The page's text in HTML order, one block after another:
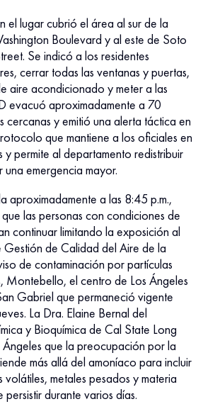
el lugar cubrió el área al sur de la
Boulevard y al este de Soto
Se indicó a los residentes
cerrar todas las ventanas y puertas,
aire acondicionado y meter a las
evacuó aproximadamente a 70
cercanas y emitió una alerta táctica en
que mantiene a los oficiales en
y permite al departamento redistribuir
emergencia mayor.
aproximadamente a las 8:45 p.m.,
las personas con condiciones de
continuar limitando la exposición al
Gestión de Calidad del Aire de la
de contaminación por partículas
Montebello, el centro de Los Ángeles
Gabriel que permaneció vigente
La Dra. Elaine Bernal del
y Bioquímica de Cal State Long
que la preocupación por la
más allá del amoníaco para incluir
metales pesados y materia
durante varios días.